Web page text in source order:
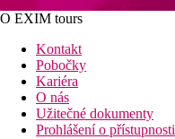
O EXIM tours
Kontakt
Pobočky
Kariéra
O nás
Užitečné dokumenty
Prohlášení o přístupnosti